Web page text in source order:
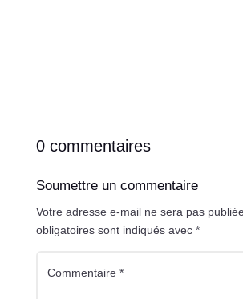
0 commentaires
Soumettre un commentaire
Votre adresse e-mail ne sera pas
obligatoires sont indiqués avec *